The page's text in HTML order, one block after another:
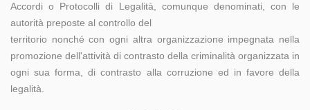
Accordi o Protocolli di Legalità, comunque denominati, con le
autorità preposte al controllo del
territorio nonché con ogni altra organizzazione impegnata nella
promozione dell'attività di contrasto della criminalità organizzata in
ogni sua forma, di contrasto alla corruzione ed in favore della
legalità.